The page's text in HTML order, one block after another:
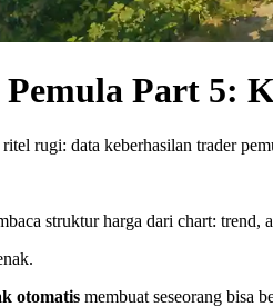
Part 5:
rugi: data keberhasilan trader
struktur harga dari chart:
otomatis membuat seseorang bisa